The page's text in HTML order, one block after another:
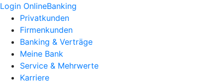
Login OnlineBanking
Privatkunden
Firmenkunden
Banking & Verträge
Meine Bank
Service & Mehrwerte
Karriere